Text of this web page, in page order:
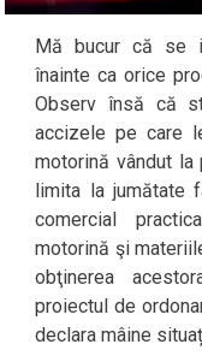
Mă bucur că se
înainte ca orice
Observ însă că
accizele pe care
motorină vândut la
limita la jumătate
comercial
motorină şi
obţinerea
proiectul de
declara mâine